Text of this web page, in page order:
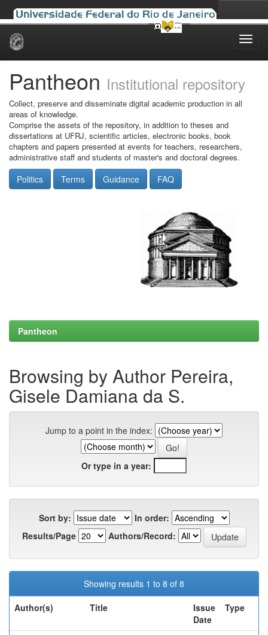
Skip
Pantheon Institutional repository
Collect, preserve and disseminate digital academic production in all
areas of knowledge.
Comprise the assets of the repository, in addition to theses and
dissertations at UFRJ, scientific articles, electronic books, book
chapters and papers presented at events for teachers, researchers,
administrative staff and students of master's and doctoral degrees.
Politics Terms Guidance FAQ
Pantheon
Browsing by Author Pereira,
Gisele Damiana da S.
Jump to a point in the index:
Or type in a year:
Sort by:
In order:
Results/Page
Authors/Record:
Showing results 1 to 8 of 8
Author(s)
Title
Issue
Date
Type